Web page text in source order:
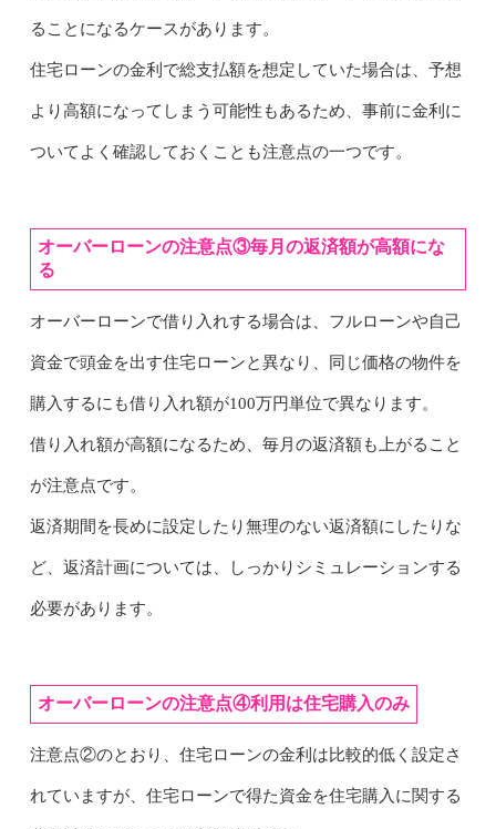
ることになるケースがあります。
住宅ローンの金利で総支払額を想定していた場合は、予想
より高額になってしまう可能性もあるため、事前に金利に
ついてよく確認しておくことも注意点の一つです。
オーバーローンの注意点③毎月の返済額が高額にな
る
オーバーローンで借り入れする場合は、フルローンや自己
資金で頭金を出す住宅ローンと異なり、同じ価格の物件を
購入するにも借り入れ額が100万円単位で異なります。
借り入れ額が高額になるため、毎月の返済額も上がること
が注意点です。
返済期間を長めに設定したり無理のない返済額にしたりな
ど、返済計画については、しっかりシミュレーションする
必要があります。
オーバーローンの注意点④利用は住宅購入のみ
注意点②のとおり、住宅ローンの金利は比較的低く設定さ
れていますが、住宅ローンで得た資金を住宅購入に関する